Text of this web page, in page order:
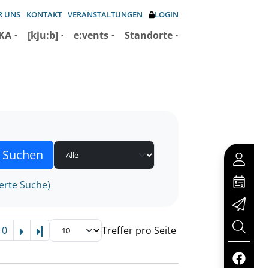
UNS KONTAKT VERANSTALTUNGEN LOGIN
[kju:b] e:vents Standorte
Suche)
Letzte Seite Treffer pro Seite